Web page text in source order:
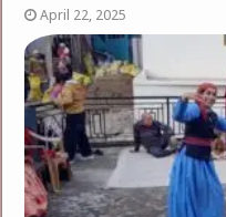
April 22, 2025